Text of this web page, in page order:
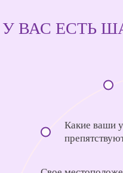
У ВАС ЕСТЬ
Какие ваши